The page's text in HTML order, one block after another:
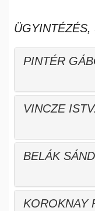
ÜGYINTÉZÉS,
PINTÉR
VINCZE
BELÁK
KOROKNAY